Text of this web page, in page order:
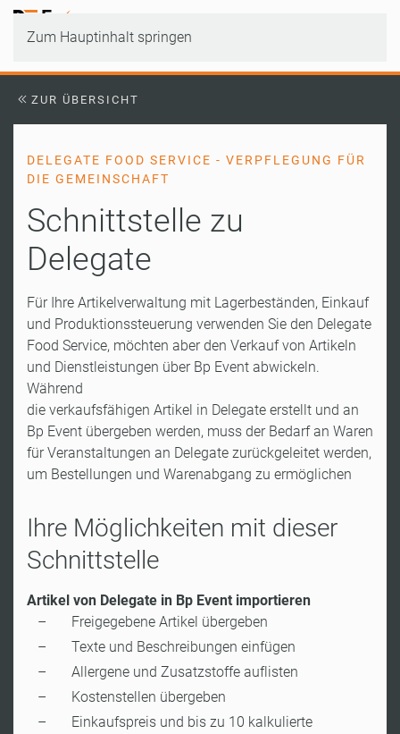
Zum Hauptinhalt springen
ZUR ÜBERSICHT
DELEGATE FOOD SERVICE - VERPFLEGUNG FÜR
DIE GEMEINSCHAFT
Schnittstelle zu
Delegate
Für Ihre Artikelverwaltung mit Lagerbeständen, Einkauf
und Produktionssteuerung verwenden Sie den Delegate
Food Service, möchten aber den Verkauf von Artikeln
und Dienstleistungen über Bp Event abwickeln.
Während
die verkaufsfähigen Artikel in Delegate erstellt und an
Bp Event übergeben werden, muss der Bedarf an Waren
für Veranstaltungen an Delegate zurückgeleitet werden,
um Bestellungen und Warenabgang zu ermöglichen
Ihre Möglichkeiten mit dieser
Schnittstelle
Artikel von Delegate in Bp Event importieren
Freigegebene Artikel übergeben
Texte und Beschreibungen einfügen
Allergene und Zusatzstoffe auflisten
Kostenstellen übergeben
Einkaufspreis und bis zu 10 kalkulierte